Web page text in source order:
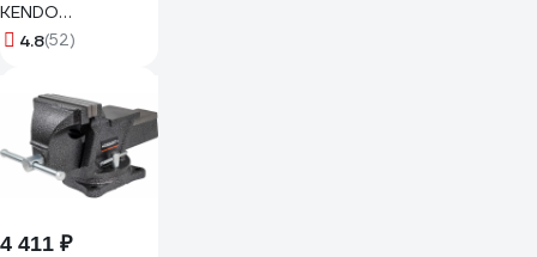
KENDO
углеродистая
4.8(52)
4 411 ₽